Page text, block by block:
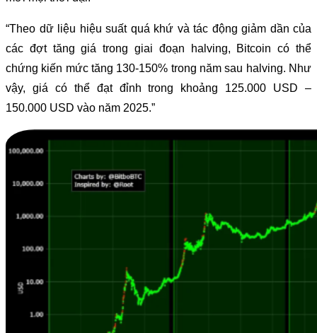
“Theo dữ liệu hiệu suất quá khứ và tác động giảm dần của
các đợt tăng giá trong giai đoạn halving, Bitcoin có thể
chứng kiến mức tăng 130-150% trong năm sau halving. Như
vậy, giá có thể đạt đỉnh trong khoảng 125.000 USD –
150.000 USD vào năm 2025.”